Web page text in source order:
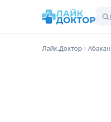
Лайк.Доктор Абакан